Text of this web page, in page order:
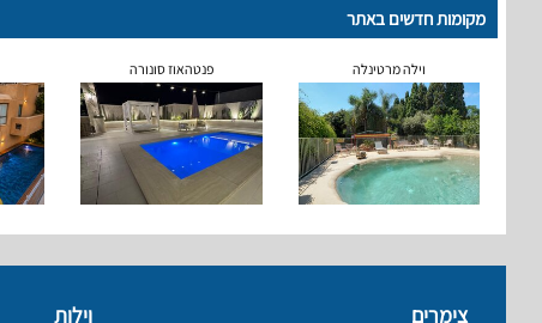
מקומות חדשים באתר
וילה מרטינלה פנטהאוז סונורה
צימרים וילות